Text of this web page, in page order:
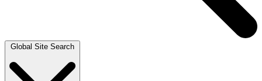
Global Site Search